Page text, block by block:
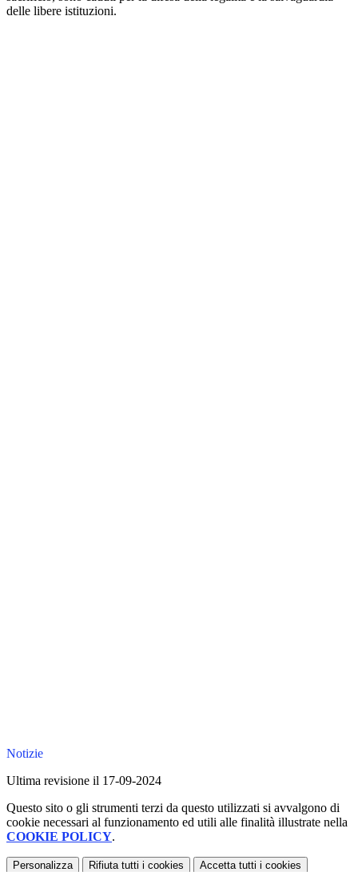
delle libere istituzioni.
Notizie
Ultima revisione il 17-09-2024
Questo sito o gli strumenti terzi da questo utilizzati si avvalgono di
cookie necessari al funzionamento ed utili alle finalità illustrate nella
COOKIE POLICY.
Personalizza Rifiuta tutti i cookies Accetta tutti i cookies